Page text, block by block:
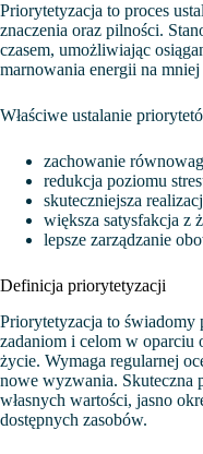
Priorytetyzacja to proces
znaczenia oraz pilności.
czasem, umożliwiając
marnowania energii na mniej
Właściwe ustalanie
zachowanie
redukcja poziomu
skuteczniejsza
większa satysfakcja z
lepsze zarządzanie
Definicja priorytetyzacji
Priorytetyzacja to świadomy
zadaniom i celom w oparciu
życie. Wymaga regularnej
nowe wyzwania. Skuteczna
własnych wartości, jasno
dostępnych zasobów.